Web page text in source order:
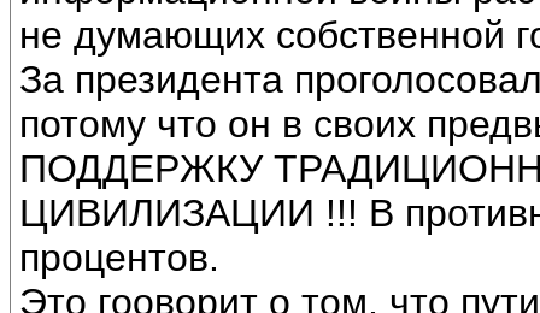
не думающих собственной
За президента
потому что он в своих
ПОДДЕРЖКУ
ЦИВИЛИЗАЦИИ !!! В
процентов.
Это гооворит о том, что